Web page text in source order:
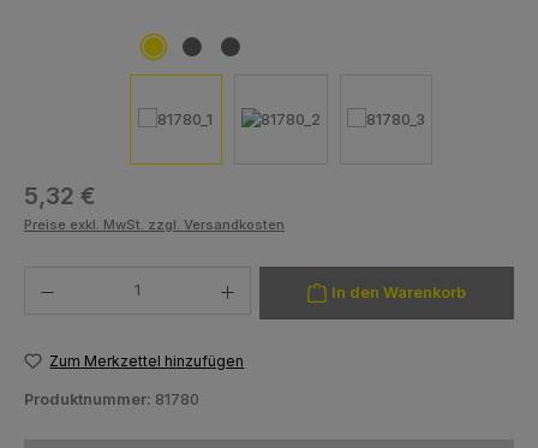
Regulärer Preis:
5,32 €
Preise exkl. MwSt. zzgl. Versandkosten
In den Warenkorb
Zum Merkzettel hinzufügen
Produktnummer: 81780